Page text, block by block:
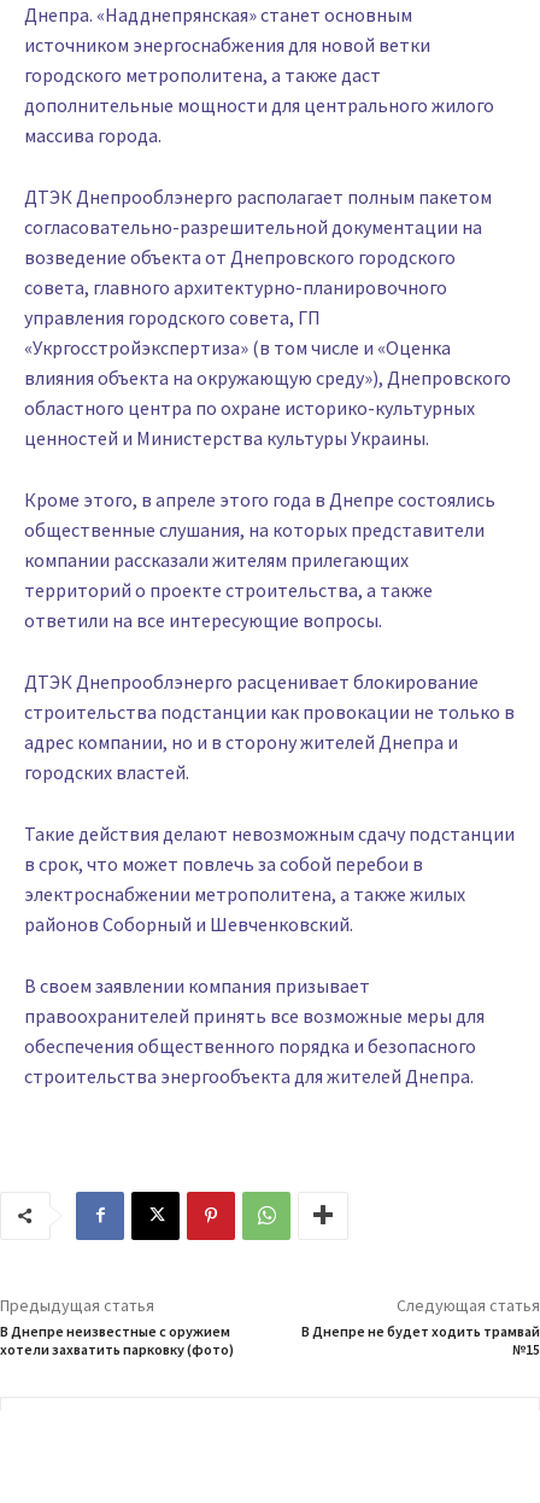
Днепра. «Надднепрянская» станет основным
источником энергоснабжения для новой ветки
городского метрополитена, а также даст
дополнительные мощности для центрального жилого
массива города.
ДТЭК Днепрооблэнерго располагает полным пакетом
согласовательно-разрешительной документации на
возведение объекта от Днепровского городского
совета, главного архитектурно-планировочного
управления городского совета, ГП
«Укргосстройэкспертиза» (в том числе и «Оценка
влияния объекта на окружающую среду»), Днепровского
областного центра по охране историко-культурных
ценностей и Министерства культуры Украины.
Кроме этого, в апреле этого года в Днепре состоялись
общественные слушания, на которых представители
компании рассказали жителям прилегающих
территорий о проекте строительства, а также
ответили на все интересующие вопросы.
ДТЭК Днепрооблэнерго расценивает блокирование
строительства подстанции как провокации не только в
адрес компании, но и в сторону жителей Днепра и
городских властей.
Такие действия делают невозможным сдачу подстанции
в срок, что может повлечь за собой перебои в
электроснабжении метрополитена, а также жилых
районов Соборный и Шевченковский.
В своем заявлении компания призывает
правоохранителей принять все возможные меры для
обеспечения общественного порядка и безопасного
строительства энергообъекта для жителей Днепра.
Предыдущая статья
В Днепре неизвестные с оружием
хотели захватить парковку (фото)
Следующая статья
В Днепре не будет ходить трамвай
№15